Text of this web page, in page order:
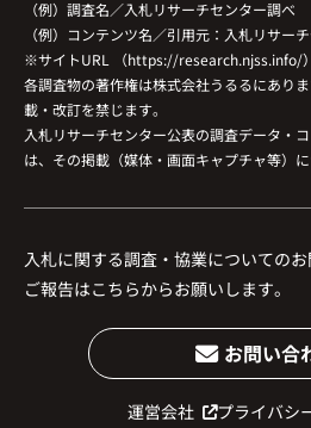
（例）調査名／入札リサーチセンター調べ
（例）コンテンツ名／引用元：入札リサー
※サイトURL （https://research.njss.info/）
各調査物の著作権は株式会社うるるにあり
載・改訂を禁じます。
入札リサーチセンター公表の調査データ・
は、その掲載（媒体・画面キャプチャ等）
入札に関する調査・協業についての
ご報告はこちらからお願いします。
お問い合
運営会社 プライバシ